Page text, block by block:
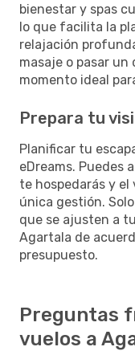
bienestar y spas
lo que facilita la
relajación
masaje o pasar un
momento ideal
Prepara tu
Planificar tu
eDreams. Puedes
te hospedarás y
única gestión.
que se ajusten a
Agartala de
presupuesto.
Preguntas
vuelos a